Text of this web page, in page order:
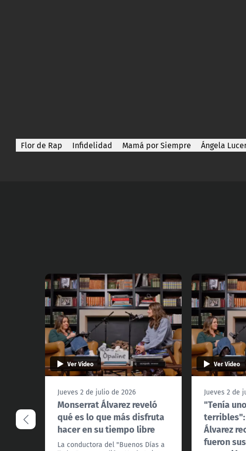
Flor de Rap Infidelidad Mamá por Siempre Ángela
Ver Video
Jueves 2 de julio de 2026
Monserrat Álvarez reveló
qué es lo que más disfruta
hacer en su tiempo libre
La conductora del "Buenos Días a
Ver Video
Jueves 2 de
"Tenía
Álvarez
fueron